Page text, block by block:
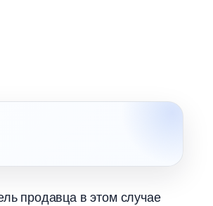
продавца в этом случае